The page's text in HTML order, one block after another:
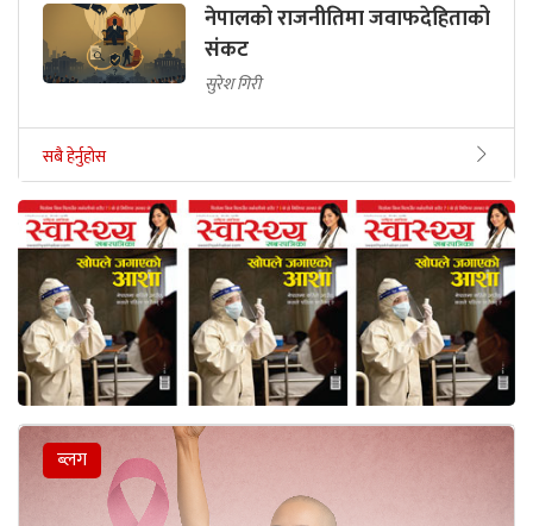
नेपालको राजनीतिमा जवाफदेहिताको
संकट
सुरेश गिरी
सबै हेर्नुहोस
ब्लग